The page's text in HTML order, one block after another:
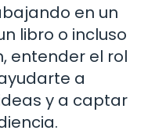
en un
libro o incluso
entender el rol
a
y a captar